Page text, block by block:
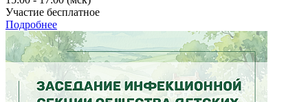
Участие бесплатное
Подробнее